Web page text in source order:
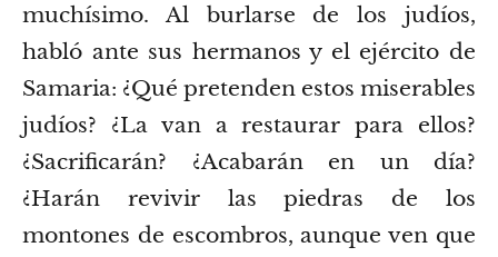
muchísimo. Al burlarse de los judíos,
habló ante sus hermanos y el ejército de
Samaria: ¿Qué pretenden estos miserables
judíos? ¿La van a restaurar para ellos?
¿Sacrificarán? ¿Acabarán en un día?
¿Harán revivir las piedras de los
montones de escombros, aunque ven que